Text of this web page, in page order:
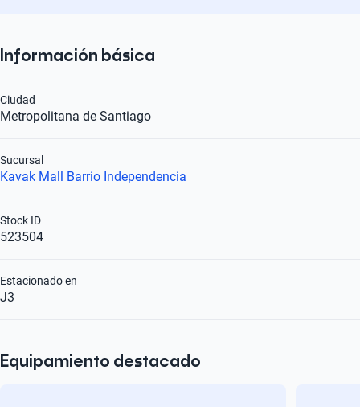
Información básica
Metropolitana de Santiago
Ciudad
Kavak Mall Barrio Independencia
Sucursal
523504
Stock ID
J3
Estacionado en
Equipamiento destacado